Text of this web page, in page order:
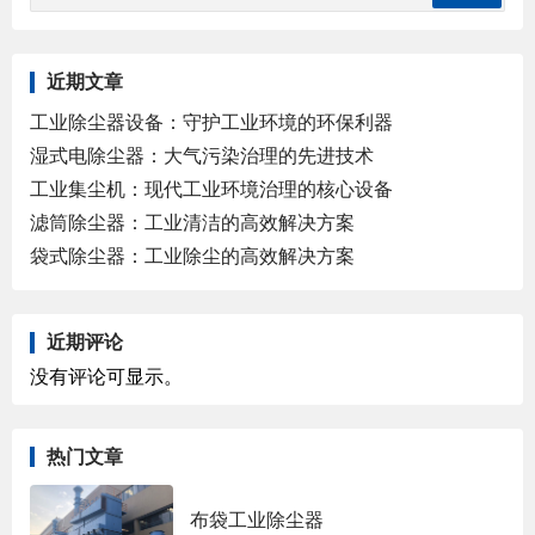
近期文章
工业除尘器设备：守护工业环境的环保利器
湿式电除尘器：大气污染治理的先进技术
工业集尘机：现代工业环境治理的核心设备
滤筒除尘器：工业清洁的高效解决方案
袋式除尘器：工业除尘的高效解决方案
近期评论
没有评论可显示。
热门文章
布袋工业除尘器